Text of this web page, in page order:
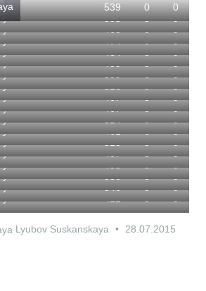
539 0 0
505
0 0
468
0 0
474
0 0
484
0 0
499
0 0
509
0 0
516
0 0
467
0 0
467
0 0
514
0 0
461
0 0
513
0 0
487
0 0
493
0 0
536
0 0
546
0 0
411
0 0
Lyubov Suskanskaya
28.07.2015